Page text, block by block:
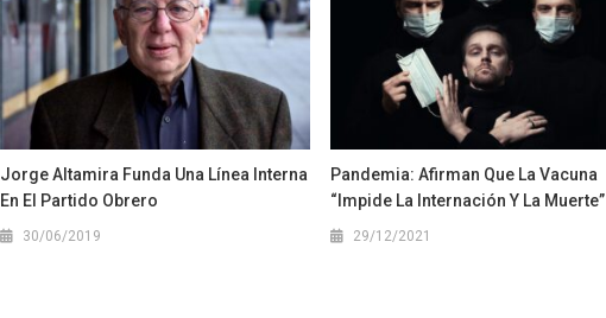
Jorge Altamira Funda Una Línea Interna
En El Partido Obrero
30/06/2019
Pandemia: Afirman Que La Vacuna
“impide La Internación Y La Muerte”
29/12/2021